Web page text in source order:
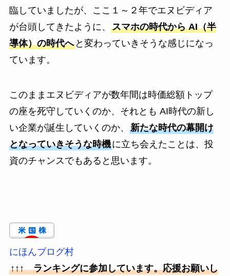
臨していましたが、ここ１～２年でエヌビディア
が台頭してきたように、 スマホの時代から AI（半
導体）の時代へと変わっていきそうな感じになっ
ています。
このままエヌビディアが数年間は時価総額トップ
の座を死守していくのか、それとも AI時代の新し
い企業が誕生していくのか、 新たな時代の幕開け
となっていきそうな時機に立ち会えたことは、投
資のチャンスでもあると思います。
にほんブログ村
↑↑↑ ランキングに参加しています。応援お願いし